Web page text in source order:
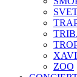
ZOO